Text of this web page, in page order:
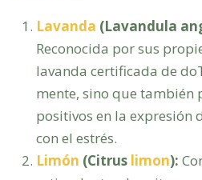
Lavanda (Lavandula
Reconocida por sus
lavanda certificada de
mente, sino que también
positivos en la expresión
con el estrés.
Limón (Citrus limon):